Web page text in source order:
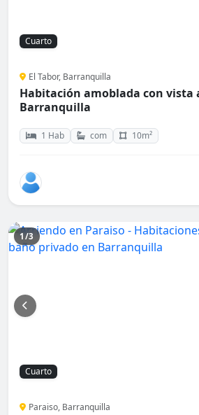
Cuarto
El Tabor, Barranquilla
Habitación amoblada con vista
Barranquilla
1 Hab com 10m²
1/3
Cuarto
Paraiso, Barranquilla